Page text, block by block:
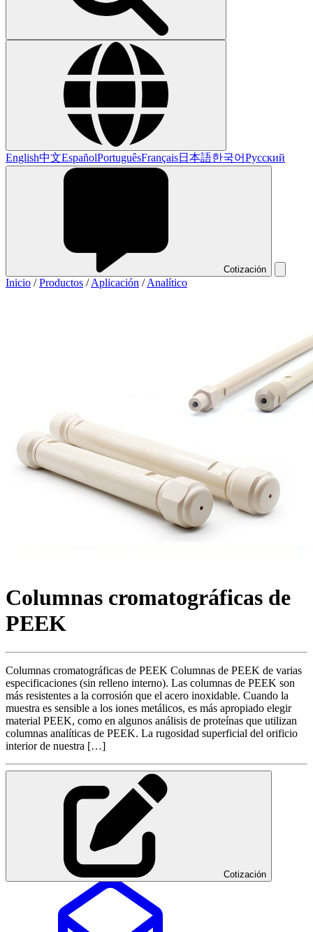
English中文EspañolPortuguêsFrançais日本語한국어Русский
Cotización
Inicio /Productos /Aplicación /Analítico
Columnas cromatográficas de
PEEK
Columnas cromatográficas de PEEK Columnas de PEEK de varias
especificaciones (sin relleno interno). Las columnas de PEEK son
más resistentes a la corrosión que el acero inoxidable. Cuando la
muestra es sensible a los iones metálicos, es más apropiado elegir
material PEEK, como en algunos análisis de proteínas que utilizan
columnas analíticas de PEEK. La rugosidad superficial del orificio
interior de nuestra […]
Cotización